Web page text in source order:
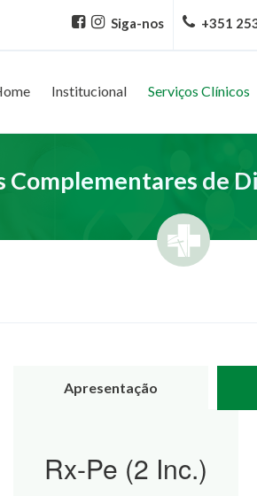
Siga-nos +351
Institucional Serviços Clínicos
Complementares de
Apresentação
Rx-Pe (2 Inc.)